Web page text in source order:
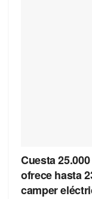
Cuesta
ofrece hasta
camper